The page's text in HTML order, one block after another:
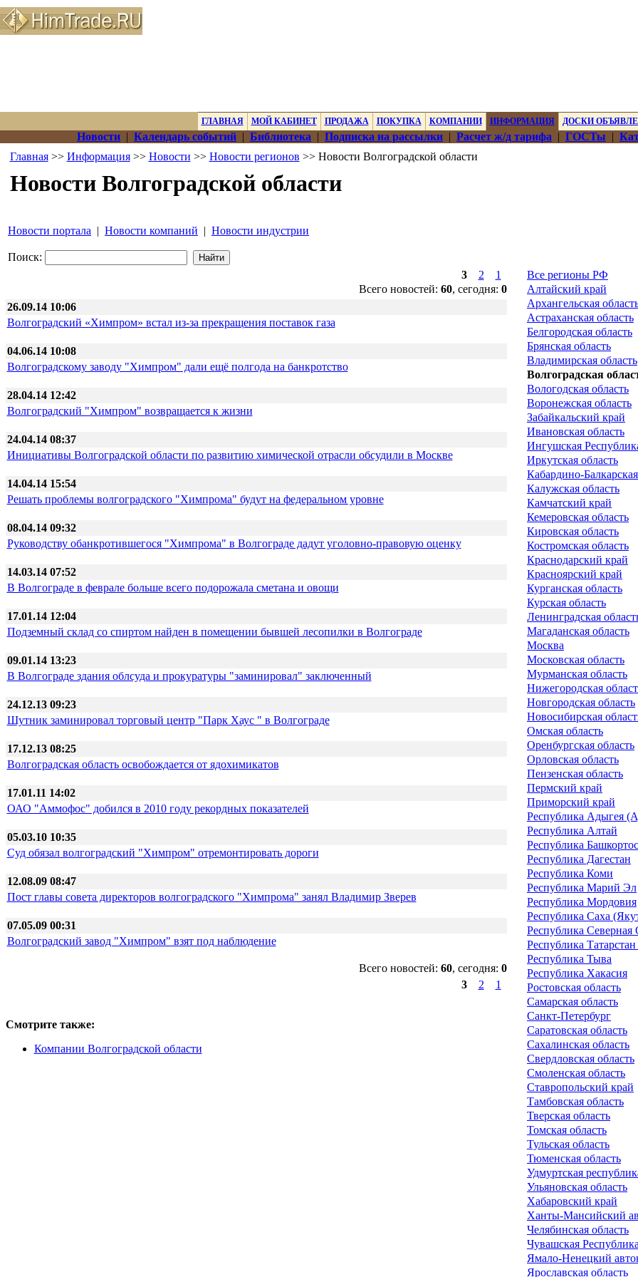
ГЛАВНАЯ МОЙ КАБИНЕТ ПРОДАЖА ПОКУПКА КОМПАНИИ ИНФОРМАЦИЯ ДОСКИ
Новости | Календарь событий | Библиотека | Подписка на рассылки | Расчет ж/д тарифа | ГОСТы |
Главная>> Информация>> Новости >> Новости регионов >> Новости Волгоградской области
Новости Волгоградской области
Новости портала | Новости компаний | Новости индустрии
Поиск:
3
2
1
Всего новостей: 60, сегодня: 0
26.09.14 10:06
Волгоградский «Химпром» встал из-за прекращения поставок газа
04.06.14 10:08
Волгоградскому заводу "Химпром" дали ещё полгода на банкротство
28.04.14 12:42
Волгоградский "Химпром" возвращается к жизни
24.04.14 08:37
Инициативы Волгоградской области по развитию химической отрасли обсудили в Москве
14.04.14 15:54
Решать проблемы волгоградского "Химпрома" будут на федеральном уровне
08.04.14 09:32
Руководству обанкротившегося "Химпрома" в Волгограде дадут уголовно-правовую оценку
14.03.14 07:52
В Волгограде в феврале больше всего подорожала сметана и овощи
17.01.14 12:04
Подземный склад со спиртом найден в помещении бывшей лесопилки в Волгограде
09.01.14 13:23
В Волгограде здания облсуда и прокуратуры "заминировал" заключенный
24.12.13 09:23
Шутник заминировал торговый центр "Парк Хаус " в Волгограде
17.12.13 08:25
Волгоградская область освобождается от ядохимикатов
17.01.11 14:02
ОАО "Аммофос" добился в 2010 году рекордных показателей
05.03.10 10:35
Суд обязал волгоградский "Химпром" отремонтировать дороги
12.08.09 08:47
Пост главы совета директоров волгоградского "Химпрома" занял Владимир Зверев
07.05.09 00:31
Волгоградский завод "Химпром" взят под наблюдение
Всего новостей: 60, сегодня: 0
3
2 1
Смотрите также:
Компании Волгоградской области
Все регионы РФ
Алтайский край
Архангельская
Астраханская область
Белгородская область
Брянская область
Владимирская область
Волгоградская
Вологодская область
Воронежская область
Забайкальский край
Ивановская область
Ингушская
Иркутская область
Кабардино-
Калужская область
Камчатский край
Кемеровская область
Кировская область
Костромская область
Краснодарский край
Красноярский край
Курганская область
Курская область
Ленинградская
Магаданская область
Москва
Московская область
Мурманская область
Нижегородская
Новгородская область
Новосибирская
Омская область
Оренбургская область
Орловская область
Пензенская область
Пермский край
Приморский край
Республика Адыгея
Республика Алтай
Республика
Республика Дагестан
Республика Коми
Республика Марий Эл
Республика Мордовия
Республика Саха
Республика
Республика
Республика Тыва
Республика Хакасия
Ростовская область
Самарская область
Санкт-Петербург
Саратовская область
Сахалинская область
Свердловская область
Смоленская область
Ставропольский край
Тамбовская область
Тверская область
Томская область
Тульская область
Тюменская область
Удмуртская
Ульяновская область
Хабаровский край
Ханты-Мансийский
Челябинская область
Чувашская
Ямало-Ненецкий
Ярославская область